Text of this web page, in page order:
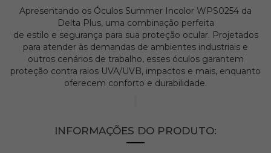
Apresentando os Óculos Summer Incolor WPS0254 da
Delta Plus, uma combinação perfeita
de estilo e segurança para sua proteção ocular. Projetados
para atender às demandas de ambientes industriais e
outros cenários de trabalho, esses óculos garantem
proteção contra raios UVA/UVB, impactos e mais, enquanto
oferecem conforto e durabilidade.
INFORMAÇÕES DO PRODUTO: